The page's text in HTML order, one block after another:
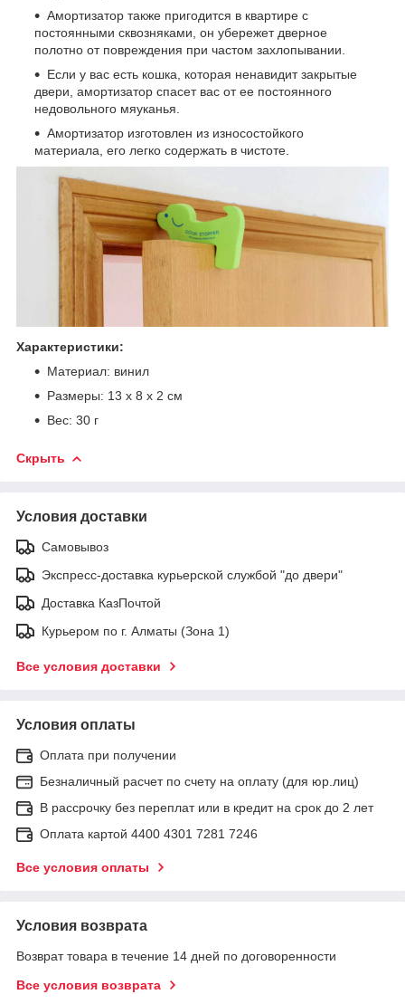
Амортизатор также пригодится в квартире с
постоянными сквозняками, он убережет дверное
полотно от повреждения при частом захлопывании.
Если у вас есть кошка, которая ненавидит закрытые
двери, амортизатор спасет вас от ее постоянного
недовольного мяуканья.
Амортизатор изготовлен из износостойкого
материала, его легко содержать в чистоте.
Характеристики:
Материал: винил
Размеры: 13 х 8 х 2 см
Вес: 30 г
Скрыть
Условия доставки
Самовывоз
Экспресс-доставка курьерской службой "до двери"
Доставка КазПочтой
Курьером по г. Алматы (Зона 1)
Все условия доставки
Условия оплаты
Оплата при получении
Безналичный расчет по счету на оплату (для юр.лиц)
В рассрочку без переплат или в кредит на срок до 2 лет
Оплата картой 4400 4301 7281 7246
Все условия оплаты
Условия возврата
Возврат товара в течение 14 дней по договоренности
Все условия возврата